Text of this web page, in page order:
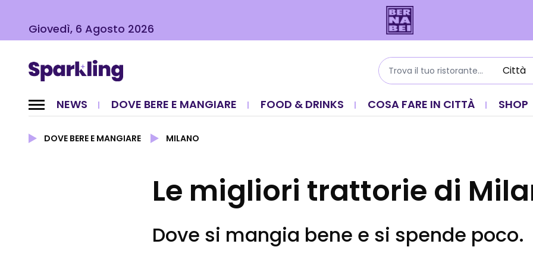
Giovedì, 6 Agosto 2026
NEWS DOVE BERE E MANGIARE FOOD & DRINKS COSA FARE IN CITTÀ SHOP
DOVE BERE E MANGIARE MILANO
Le migliori trattorie di
Dove si mangia bene e si spende poco.